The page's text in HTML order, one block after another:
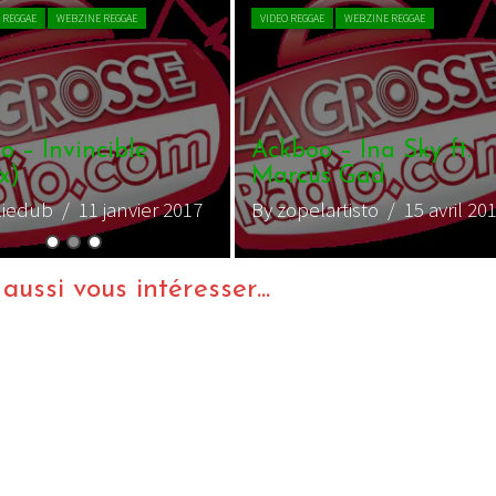
WEBZINE REGGAE
ft Dan I Locks –
/ 25 février 2016
vous intéresser...